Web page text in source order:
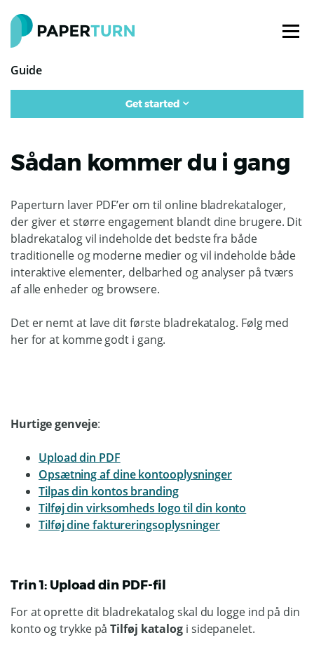
Guide
Get started
Sådan kommer du i gang
Paperturn laver PDF’er om til online bladrekataloger,
der giver et større engagement blandt dine brugere. Dit
bladrekatalog vil indeholde det bedste fra både
traditionelle og moderne medier og vil indeholde både
interaktive elementer, delbarhed og analyser på tværs
af alle enheder og browsere.
Det er nemt at lave dit første bladrekatalog. Følg med
her for at komme godt i gang.
Hurtige genveje:
Upload din PDF
Opsætning af dine kontooplysninger
Tilpas din kontos branding
Tilføj din virksomheds logo til din konto
Tilføj dine faktureringsoplysninger
Trin 1: Upload din PDF-fil
For at oprette dit bladrekatalog skal du logge ind på din
konto og trykke påTilføj katalog i sidepanelet.